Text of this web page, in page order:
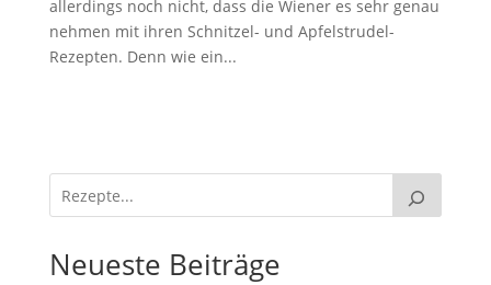
allerdings noch nicht, dass die Wiener es sehr genau
nehmen mit ihren Schnitzel- und Apfelstrudel-
Rezepten. Denn wie ein...
Neueste Beiträge